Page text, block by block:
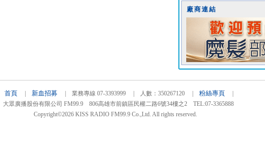
廠商連結
首頁 新血招募 | 業務專線 07-3393999 | 人數：350267120 | 粉絲專頁
大眾廣播股份有限公司 FM99.9 806高雄市前鎮區民權二路6號34樓之2 TEL:07-3365888
Copyright©2026 KISS RADIO FM99.9 Co.,Ltd. All rights reserved.